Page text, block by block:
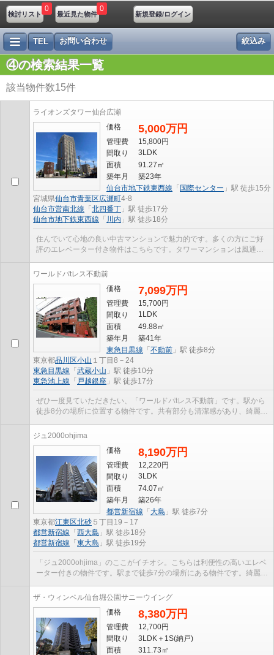
検討リスト
0
最近見た物件
0
新規登録/ログイン
絞込み
TEL お問い合わせ
④の検索結果一覧
該当物件数15件
ライオンズタワー仙台広瀬
価格
5,000万円
管理費
15,800円
間取り
3LDK
面積
91.27㎡
築年月
築23年
宮城県仙台市青葉区広瀬町4-8
仙台市地下鉄東西線 「 国際センター 」駅 徒歩15分
仙台市営南北線 「 北四番丁 」駅 徒歩17分
仙台市地下鉄東西線 「 川内 」駅 徒歩18分
住んでいて心地の良い中古マンションで魅力的です。多くの方にご好
評のエレベーター付き物件はこちらです。タワーマンションは風通し
ワールドパtレス不動前
価格
7,099万円
管理費
15,700円
間取り
1LDK
面積
49.88㎡
築年月
築41年
東京都品川区小山 １丁目8－24
東急目黒線 「 不動前 」駅 徒歩8分
東急目黒線 「 武蔵小山 」駅 徒歩10分
東急池上線 「 戸越銀座 」駅 徒歩17分
ぜひ一度見ていただきたい、「ワールドパtレス不動前」です。駅から
徒歩8分の場所に位置する物件です。共有部分も清潔感があり、綺麗な
ジュ2000ohjima
価格
8,190万円
管理費
12,220円
間取り
3LDK
面積
74.07㎡
築年月
築26年
東京都江東区北砂 ５丁目19－17
都営新宿線 「 大島 」駅 徒歩7分
都営新宿線 「 西大島 」駅 徒歩18分
都営新宿線 「 東大島 」駅 徒歩19分
「ジュ2000ohjima」のここがイチオシ。こちらは利便性の高いエレベ
ーター付きの物件です。駅まで徒歩7分の場所にある物件です。綺麗に
ザ・ウィンベル仙台堀公園サニーウイング
価格
8,380万円
管理費
12,700円
間取り
3LDK＋1S(納戸)
面積
311.73㎡